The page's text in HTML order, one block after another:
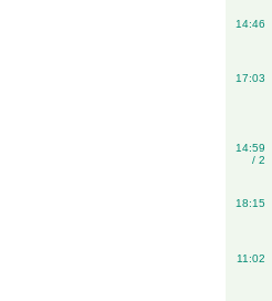
14:46
17:03
14:59
/ 2
18:15
11:02